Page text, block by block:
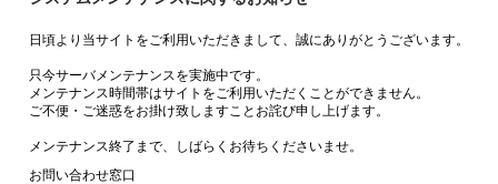
日頃より当サイトをご利用いただきまして、誠にありがとうございます。
只今サーバメンテナンスを実施中です。
メンテナンス時間帯はサイトをご利用いただくことができません。
ご不便・ご迷惑をお掛け致しますことお詫び申し上げます。
メンテナンス終了まで、しばらくお待ちくださいませ。
お問い合わせ窓口